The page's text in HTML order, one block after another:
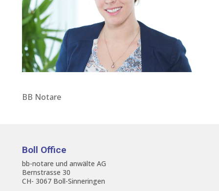
BB Notare
Boll Office
bb-notare und anwälte AG
Bernstrasse 30
CH- 3067 Boll-Sinneringen